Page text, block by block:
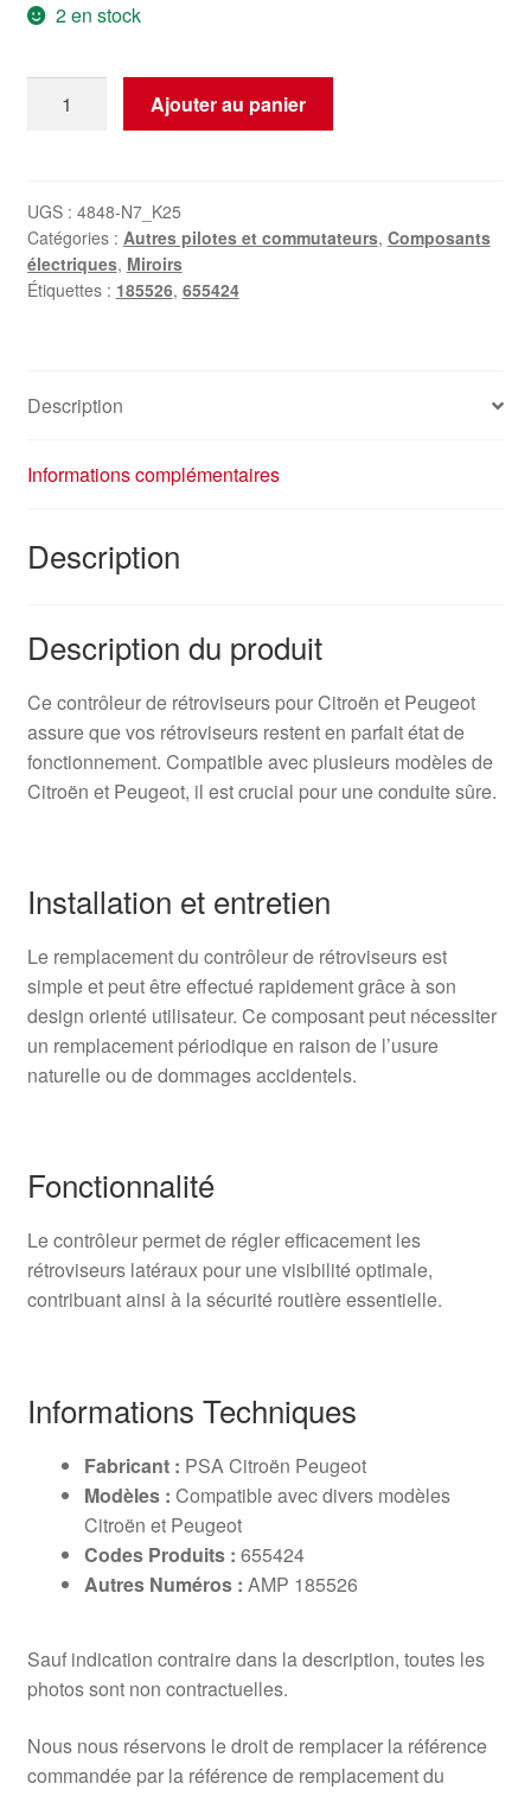
2 en stock
rétroviseur
PSA
655424
d'occasion
Ajouter au panier
UGS : 4848-N7_K25
Catégories : Autres pilotes et commutateurs, Composants
électriques, Miroirs
Étiquettes : 185526, 655424
Description
Informations complémentaires
Description
Description du produit
Ce contrôleur de rétroviseurs pour Citroën et Peugeot
assure que vos rétroviseurs restent en parfait état de
fonctionnement. Compatible avec plusieurs modèles de
Citroën et Peugeot, il est crucial pour une conduite sûre.
Installation et entretien
Le remplacement du contrôleur de rétroviseurs est
simple et peut être effectué rapidement grâce à son
design orienté utilisateur. Ce composant peut nécessiter
un remplacement périodique en raison de l’usure
naturelle ou de dommages accidentels.
Fonctionnalité
Le contrôleur permet de régler efficacement les
rétroviseurs latéraux pour une visibilité optimale,
contribuant ainsi à la sécurité routière essentielle.
Informations Techniques
Fabricant : PSA Citroën Peugeot
Modèles : Compatible avec divers modèles
Citroën et Peugeot
Codes Produits : 655424
Autres Numéros : AMP 185526
Sauf indication contraire dans la description, toutes les
photos sont non contractuelles.
Nous nous réservons le droit de remplacer la référence
commandée par la référence de remplacement du